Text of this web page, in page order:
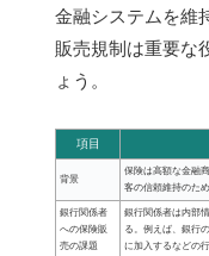
金融システムを維
販売規制は重要な
ょう。
項目
背景
保険は高額な金融
客の信頼維持のた
銀行関係者
への保険販
売の課題
銀行関係者は内部
る。例えば、銀行
に加入するなどの行